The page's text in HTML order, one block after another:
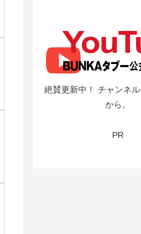
絶賛更新中！ チャンネ
から。
PR